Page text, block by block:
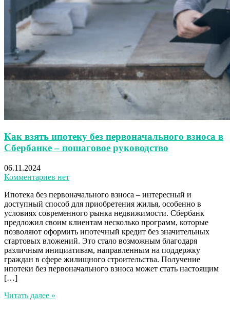
Как взять ипотеку без первоначального взноса в
Сбербанке – пошаговое руководство
06.11.2024
Комментариев нет
Ипотека без первоначального взноса – интересный и
доступный способ для приобретения жилья, особенно в
условиях современного рынка недвижимости. Сбербанк
предложил своим клиентам несколько программ, которые
позволяют оформить ипотечный кредит без значительных
стартовых вложений. Это стало возможным благодаря
различным инициативам, направленным на поддержку
граждан в сфере жилищного строительства. Получение
ипотеки без первоначального взноса может стать настоящим
[…]
Читать далее »